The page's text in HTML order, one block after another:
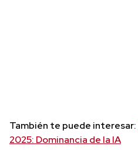
También te puede interesar:
2025: Dominancia de la IA